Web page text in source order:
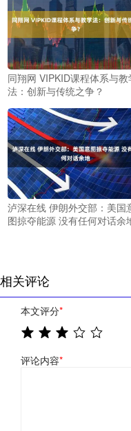
同翔网 VIPKID课程体系与教
法：创新与传统之争？
泸深在线 伊朗外交部：美国
图掠夺能源 没有任何对话余
相关评论
本文评分*
评论内容*